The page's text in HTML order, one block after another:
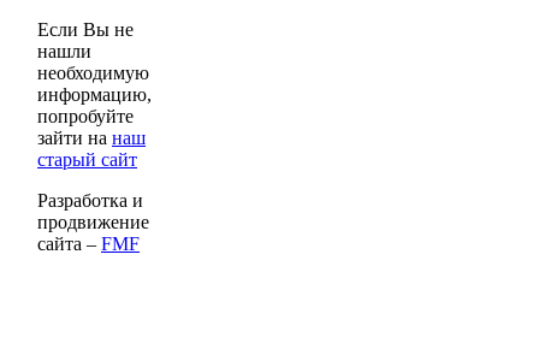
Если Вы не
нашли
необходимую
информацию,
попробуйте
зайти на наш
старый сайт
Разработка и
продвижение
сайта – FMF